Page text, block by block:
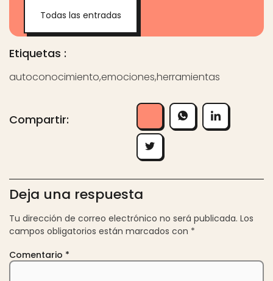
Todas las entradas
Etiquetas :
autoconocimiento,emociones,herramientas
Compartir:
Deja una respuesta
Tu dirección de correo electrónico no será publicada. Los
campos obligatorios están marcados con *
Comentario *